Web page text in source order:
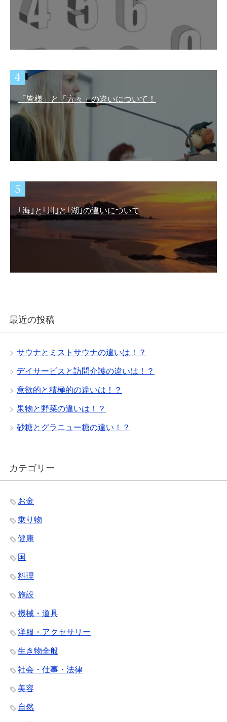
「皆様」と「方々」の違いについて！
｢海｣と｢川｣と｢湖｣の違いについて
最近の投稿
サウナとミストサウナの違いは！？
デイサービスと訪問介護の違いは！？
意欲的と積極的の違いは！？
果物と野菜の違いは！？
砂糖とグラニュー糖の違い！？
カテゴリー
お金
乗り物
健康
国
料理
施設
機械・道具
洋服・アクセサリー
生き物全般
社会・仕事・法律
美容
自然